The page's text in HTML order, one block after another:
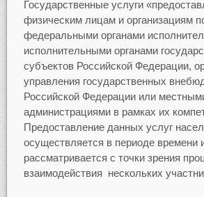
Государственные услуги
физическим лицам и организациям
федеральными органами
исполнительными органами
субъектов Российской Федерации,
управления государственных
Российской Федерации или
администрациями в рамках их
Предоставление данных услуг
осуществляется в периоде времени
рассматривается с точки зрения
взаимодействия нескольких